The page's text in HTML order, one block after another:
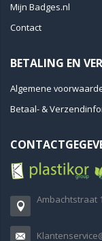
Mijn Badges.nl
Contact
BETALING EN
Algemene
Betaal- &
Ambachtstraat